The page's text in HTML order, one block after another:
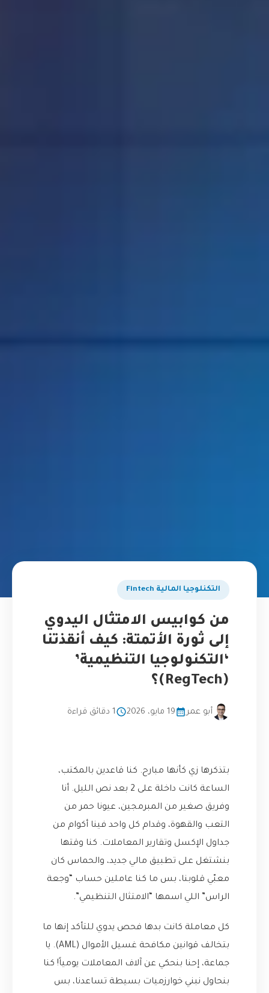
التكنلوجيا المالية Fintech
من كوابيس الامتثال اليدوي
إلى ثورة الأتمتة: كيف أنقذتنا
‘التكنولوجيا التنظيمية’
(RegTech)؟
أبو عمر 19 مايو، 2026 1 دقائق قراءة
بتذكرها زي كأنها مبارح. كنا قاعدين بالمكتب،
الساعة كانت داخلة على 2 بعد نص الليل. أنا
وفريق صغير من المبرمجين، عيونا حمر من
التعب والقهوة، وقدام كل واحد فينا أكوام من
جداول الإكسل وتقارير المعاملات. كنا وقتها
بنشتغل على تطبيق مالي جديد، والحماس كان
معبّي قلوبنا، بس ما كنا عاملين حساب “وجعة
الراس” اللي اسمها “الامتثال التنظيمي”.
كل معاملة كانت بدها فحص يدوي للتأكد إنها ما
بتخالف قوانين مكافحة غسيل الأموال (AML). يا
جماعة، إحنا بنحكي عن آلاف المعاملات يومياً! كنا
بنحاول نبني خوارزميات بسيطة تساعدنا، بس